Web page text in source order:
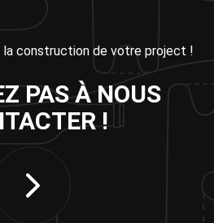
la construction de votre project !
PAS À NOUS
!